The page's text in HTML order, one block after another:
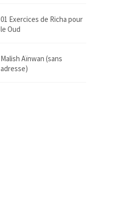
01 Exercices de Richa pour
le Oud
Malish Aïnwan (sans
adresse)